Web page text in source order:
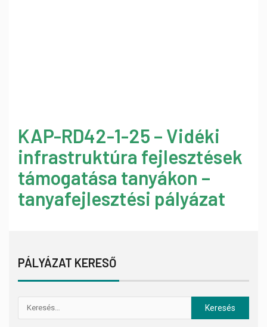
KAP-RD42-1-25 – Vidéki
infrastruktúra fejlesztések
támogatása tanyákon –
tanyafejlesztési pályázat
PÁLYÁZAT KERESŐ